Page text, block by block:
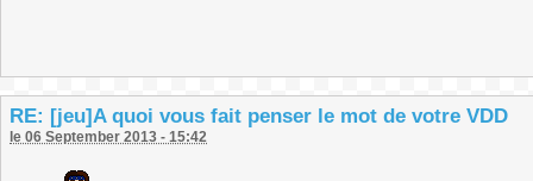
RE: [jeu]A quoi vous fait penser le mot de votre VDD
le 06 September 2013 - 15:42